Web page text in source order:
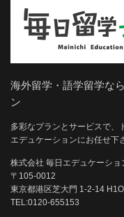
海外留学・語学留学な
ン
多彩なプランとサービスで、
エデュケーションにお任せ下
株式会社 毎日エデュケーショ
〒105-0012
東京都港区芝大門 1-2-14
TEL:0120-655153